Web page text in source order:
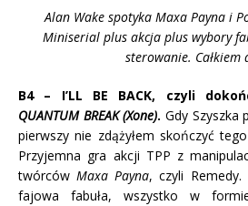
Alan Wake spotyka Maxa Payna i
Miniserial plus akcja plus wybory
sterowanie. Całkiem
B4 – I’LL BE BACK, czyli
QUANTUM BREAK (Xone). Gdy Szyszka
pierwszy nie zdążyłem skończyć
Przyjemna gra akcji TPP z
twórcówMaxa Payna, czyli
fajowa fabuła, wszystko w